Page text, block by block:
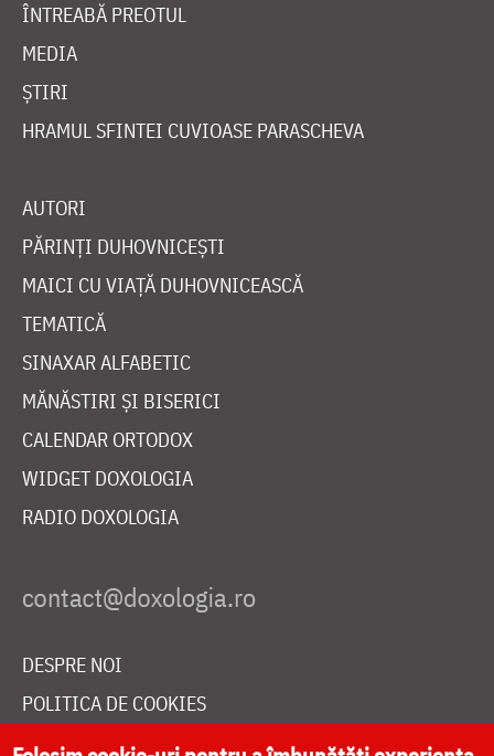
ÎNTREABĂ PREOTUL
MEDIA
ȘTIRI
HRAMUL SFINTEI CUVIOASE PARASCHEVA
AUTORI
PĂRINȚI DUHOVNICEȘTI
MAICI CU VIAȚĂ DUHOVNICEASCĂ
TEMATICĂ
SINAXAR ALFABETIC
MĂNĂSTIRI ȘI BISERICI
CALENDAR ORTODOX
WIDGET DOXOLOGIA
RADIO DOXOLOGIA
DESPRE NOI
POLITICA DE COOKIES
DONEAZĂ ONLINE PENTRU CATEDRALA NAȚIONALĂ